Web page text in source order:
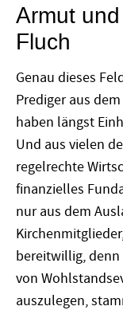
Armut
Fluch
Genau dieses
Prediger aus
haben längst
Und aus vielen
regelrechte
finanzielles
nur aus dem
bereitwillig,
von
auszulegen,